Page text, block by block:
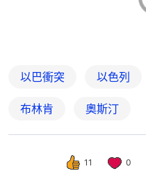
以巴衝突 以色列
布林肯 奧斯汀
11 0